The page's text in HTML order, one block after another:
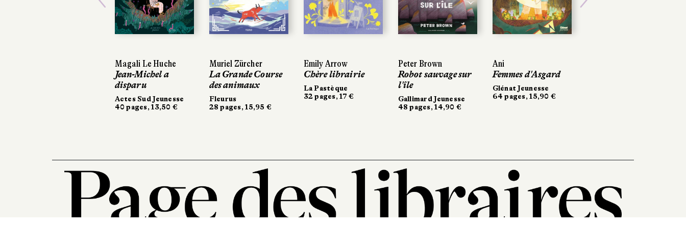
Magali Le Huche
Jean-Michel a
disparu
Actes Sud Jeunesse
40 pages, 13,50 €
Muriel Zürcher
La Grande Course
des animaux
Fleurus
28 pages, 15,95 €
Emily Arrow
Chère librairie
La Pastèque
32 pages, 17 €
Peter Brown
Robot sauvage sur
l'île
Gallimard Jeunesse
48 pages, 14,90 €
Ani
Femmes d'Asgard
Glénat Jeunesse
64 pages, 15,90 €
Previous